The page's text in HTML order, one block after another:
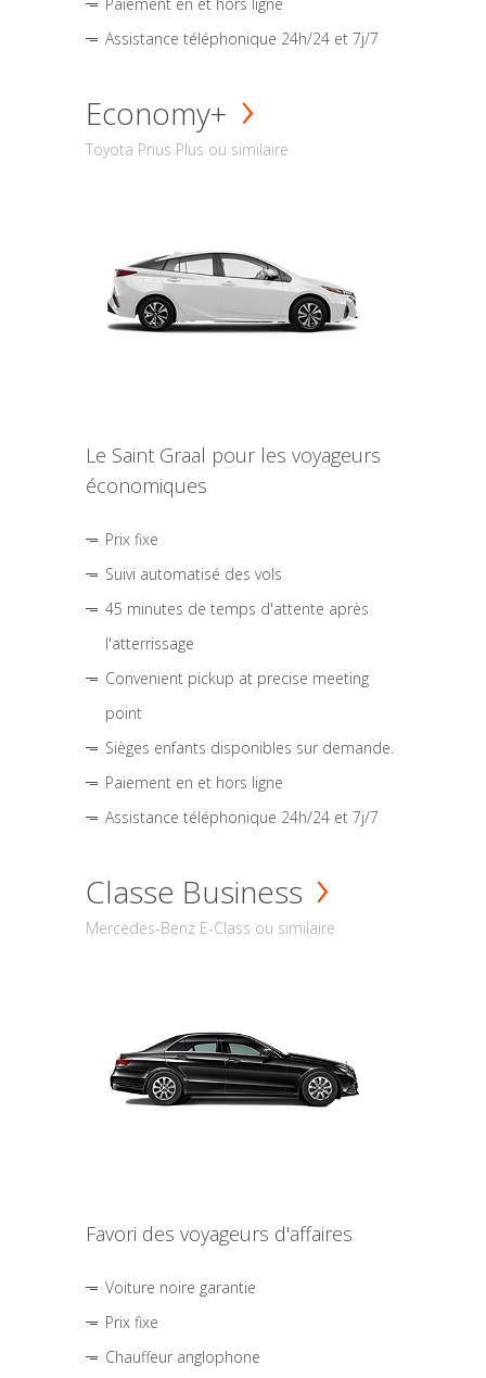
Assistance téléphonique 24h/24 et 7j/7
Economy+
Toyota Prius Plus ou similaire
Le Saint Graal pour les voyageurs
économiques
Prix fixe
Suivi automatisé des vols
45 minutes de temps d'attente après
l'atterrissage
Convenient pickup at precise meeting
point
Sièges enfants disponibles sur demande.
Paiement en et hors ligne
Assistance téléphonique 24h/24 et 7j/7
Classe Business
Mercedes-Benz E-Class ou similaire
Favori des voyageurs d'affaires
Voiture noire garantie
Prix fixe
Chauffeur anglophone